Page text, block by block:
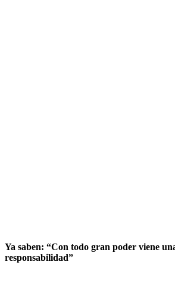
Ya saben: “Con todo gran poder viene
responsabilidad”